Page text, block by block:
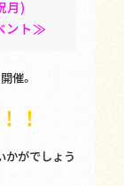
月)
ント≫
催。
！
かがでしょう